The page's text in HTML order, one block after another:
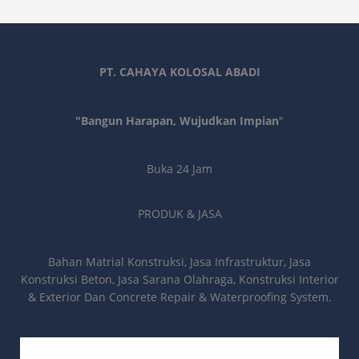
PT. CAHAYA KOLOSAL ABADI
"Bangun Harapan, Wujudkan Impian"
Buka 24 Jam
PRODUK & JASA
Bahan Matrial Konstruksi, Jasa Infrastruktur, Jasa
Konstruksi Beton, Jasa Sarana Olahraga, Konstruksi Interior
& Exterior Dan Concrete Repair & Waterproofing System.